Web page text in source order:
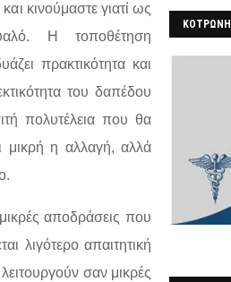
κινούμαστε γιατί ως
Η τοποθέτηση
πρακτικότητα και
του δαπέδου
πολυτέλεια που θα
μικρή η αλλαγή, αλλά
αποδράσεις που
λιγότερο απαιτητική
σαν μικρές